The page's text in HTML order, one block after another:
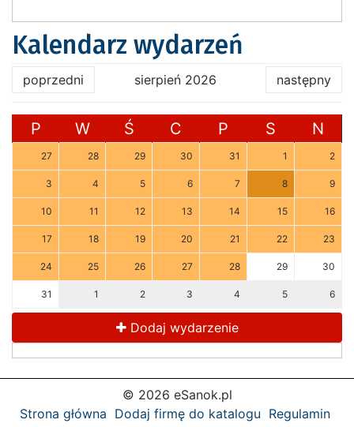
Kalendarz wydarzeń
poprzedni sierpień 2026 następny
P W Ś C P S N
27 28 29 30 31 1 2
3 4 5 6 7 8 9
10 11 12 13 14 15 16
17 18 19 20 21 22 23
24 25 26 27 28 29 30
31 1 2 3 4 5 6
Dodaj wydarzenie
© 2026 eSanok.pl
Strona główna Dodaj firmę do katalogu Regulamin